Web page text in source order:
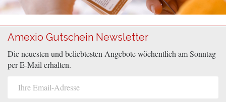
Amexio Gutschein Newsletter
Die neuesten und beliebtesten Angebote wöchentlich am Sonntag
per E-Mail erhalten.